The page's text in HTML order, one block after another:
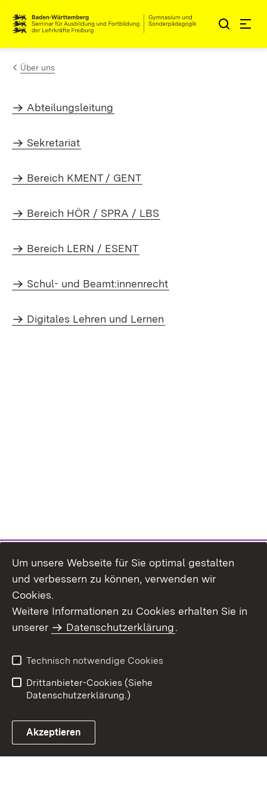
Zum Inhalt springen
Link zur Startseite
Über uns
Abteilungsleitung
Sekretariat
Bereich KMENT / GENT
Bereich HÖR / SPRA / LBS
Bereich LERN / ESENT
Schul- und Beamt:innenrecht
Digitales Lehren und Lernen
Benutzungshinweise
Erklärung zur
Um unsere Webseite für Sie optimal gestalten
und verbessern zu können, verwenden wir
Cookies.
Weitere Informationen zu Cookies erhalten Sie in
unserer
Datenschutzerklärung.
Technisch notwendige Cookies
Drittanbieter-Cookies (Siehe
Datenschutzerklärung.)
Akzeptieren